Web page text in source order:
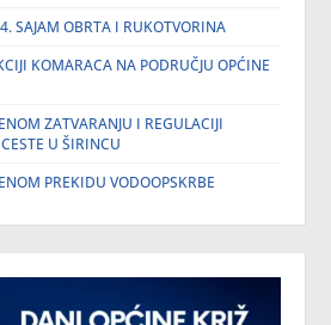
SAJAM OBRTA I RUKOTVORINA
KOMARACA NA PODRUČJU OPĆINE
ZATVARANJU I REGULACIJI
U ŠIRINCU
PREKIDU VODOOPSKRBE